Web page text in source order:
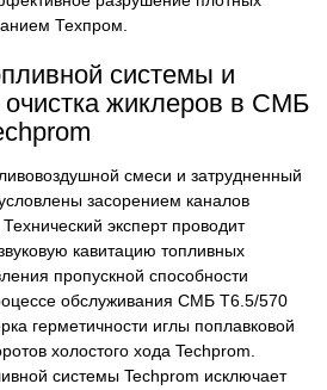
Техпром.
системы и
очистка жиклеров в СМБ
смеси и затрудненный
засорением каналов
эксперт проводит
кавитацию топливных
пропускной способности
обслуживания СМБ Т6.5/570
герметичности иглы поплавковой
холостого хода Techprom.
системы Techprom исключает